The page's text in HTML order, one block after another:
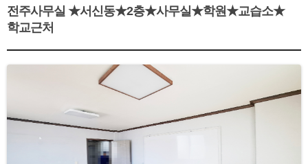
전주사무실 ★서신동★2층★사무실★학원★교습소★
학교근처